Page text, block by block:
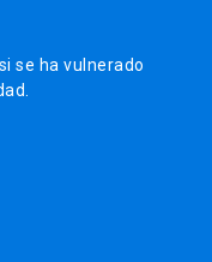
se ha vulnerado